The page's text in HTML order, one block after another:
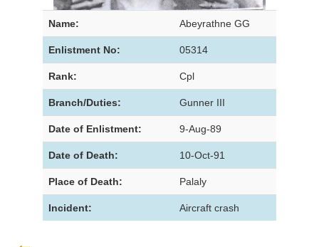
Name: Abeyrathne GG
Enlistment No: 05314
Rank: Cpl
Branch/Duties: Gunner III
Date of Enlistment: 9-Aug-89
Date of Death: 10-Oct-91
Place of Death: Palaly
Incident: Aircraft crash